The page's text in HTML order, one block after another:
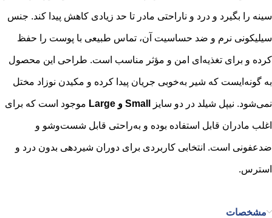
سینه را بگیرد و درد و ناراحتی مادر تا حد زیادی کاهش پیدا کند. جنس
سیلیکونی نرم و ضد حساسیت آن، تماس طبیعی با پوست را حفظ
کرده و برای تغذیه‌ای امن و مؤثر مناسب است. طراحی این محصول
به گونه‌ایست که شیر به‌خوبی جریان پیدا کرده و مکیدن نوزاد مختل
نمی‌شود. نیپل شیلد در دو سایز Small و Large موجود است که برای
اغلب مادران قابل استفاده بوده و به‌راحتی قابل شست‌وشو و
ضدعفونی است. انتخابی کاربردی برای دوران شیردهی بدون درد و
استرس.
مشخصات